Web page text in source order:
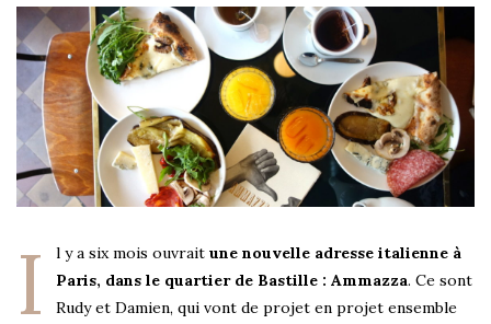
I l y a six mois ouvrait une nouvelle adresse italienne à
Paris, dans le quartier de Bastille : Ammazza. Ce sont
Rudy et Damien, qui vont de projet en projet ensemble